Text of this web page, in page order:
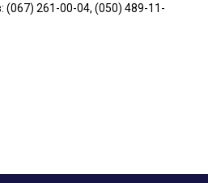
(067) 261-00-04, (050) 489-11-